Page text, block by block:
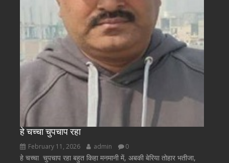
हे चच्चा चुपचाप रहा
February 11, 2026 admin 0
हे चच्चा चुपचाप रहा बहुत किहा मनमानी में, अबकी बेरिया तोहार भतीजा,